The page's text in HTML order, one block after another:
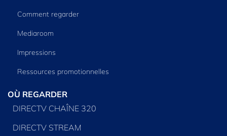
Comment regarder
Mediaroom
Impressions
Ressources promotionnelles
OÙ REGARDER
DIRECTV CHAÎNE 320
DIRECTV STREAM